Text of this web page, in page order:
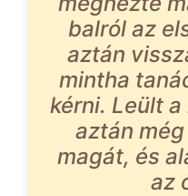
balról az
aztán
mintha
kérni. Leült
aztán
magát, és
az